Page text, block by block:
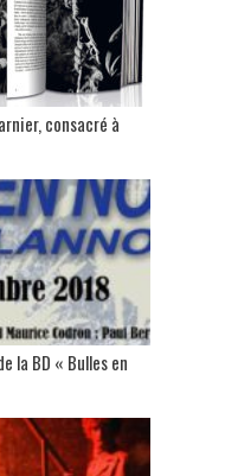
consacré à
la BD « Bulles en